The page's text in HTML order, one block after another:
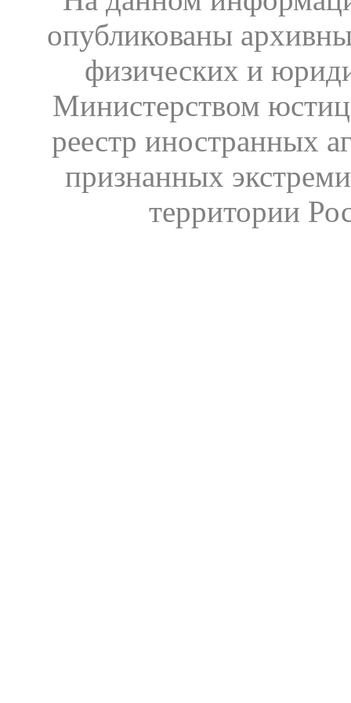
опубликованы
физических и
Министерством
реестр иностранных
признанных
территории